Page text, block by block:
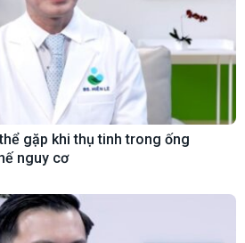
gặp khi thụ tinh trong ống
nguy cơ